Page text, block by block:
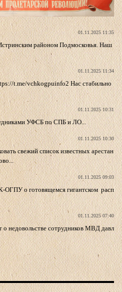
01.11.2025 11:35
районом Подмосковья. Наш
01.11.2025 11:34
t.me/vchkogpuinfo2 Нас стабильно
01.11.2025 10:31
УФСБ по СПБ и ЛО...
01.11.2025 10:30
свежий список известных арестан
01.11.2025 09:03
ОГПУ о готовящемся гигантском расп
01.11.2025 07:40
недовольстве сотрудников МВД давл